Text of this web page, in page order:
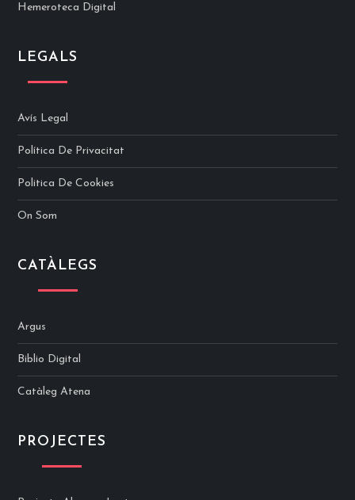
Hemeroteca Digital
LEGALS
Avís Legal
Política De Privacitat
Politica De Cookies
On Som
CATÀLEGS
Argus
Biblio Digital
Catàleg Atena
PROJECTES